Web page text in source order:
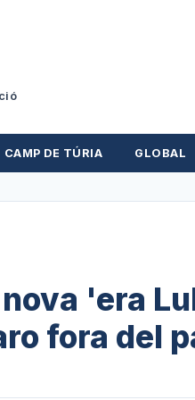
CAMP DE TÚRIA GLOBAL
'era
fora del